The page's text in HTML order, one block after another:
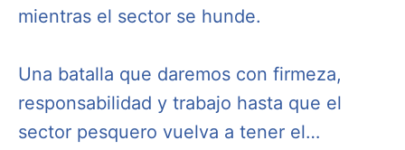
mientras el sector se hunde.
Una batalla que daremos con firmeza,
responsabilidad y trabajo hasta que el
sector pesquero vuelva a tener el…